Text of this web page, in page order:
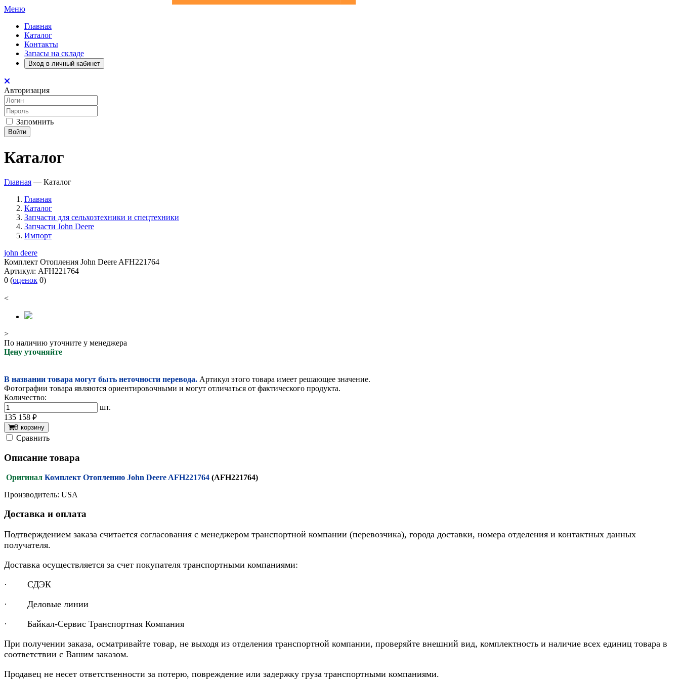
Меню
Главная
Каталог
Контакты
Запасы на складе
Вход в личный кабинет
Авторизация
Запомнить
Войти
Каталог
Главная — Каталог
Главная
Каталог
Запчасти для сельхозтехники и спецтехники
Запчасти John Deere
Импорт
john deere
Комплект Отопления John Deere AFH221764
Артикул: AFH221764
0 (оценок 0)
<
>
По наличию уточните у менеджера
Цену уточняйте
В названии товара могут быть неточности перевода. Артикул этого товара имеет решающее значение.
Фотографии товара являются ориентировочными и могут отличаться от фактического продукта.
Количество:
шт.
135 158 руб.
В корзину
Cравнить
Описание товара
Оригинал Комплект Отоплению John Deere AFH221764 (AFH221764)
Производитель: USA
Доставка и оплата
Подтверждением заказа считается согласования с менеджером транспортной компании (перевозчика), города доставки, номера отделения и контактных данных
получателя.
Доставка осуществляется за счет покупателя транспортными компаниями:
· СДЭК
· Деловые линии
· Байкал-Сервис Транспортная Компания
При получении заказа, осматривайте товар, не выходя из отделения транспортной компании, проверяйте внешний вид, комплектность и наличие всех единиц товара в
соответствии с Вашим заказом.
Продавец не несет ответственности за потерю, повреждение или задержку груза транспортными компаниями.